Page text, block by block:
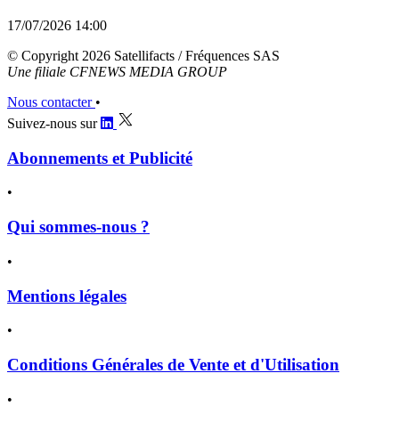
17/07/2026 14:00
© Copyright 2026 Satellifacts / Fréquences SAS
Une filiale CFNEWS MEDIA GROUP
Nous contacter •
Suivez-nous sur
Abonnements et Publicité
•
Qui sommes-nous ?
•
Mentions légales
•
Conditions Générales de Vente et d'Utilisation
•